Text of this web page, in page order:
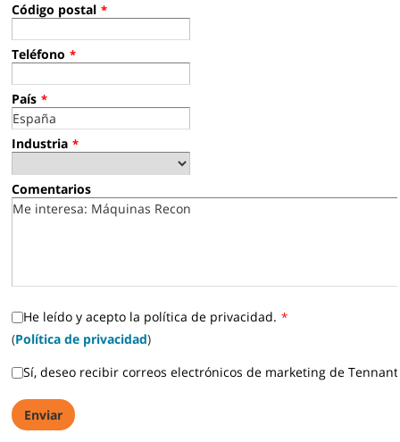
Código postal *
Teléfono *
País *
Industria *
Comentarios
He leído y acepto la política de privacidad. *
(Política de privacidad)
Sí, deseo recibir correos electrónicos de marketing de